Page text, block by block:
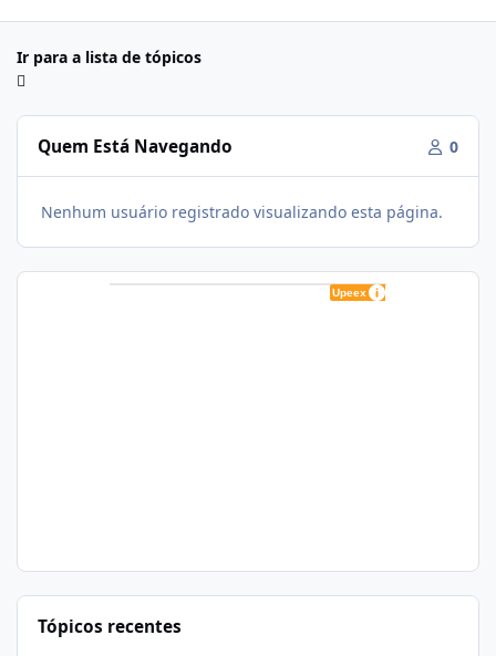
Ir para a lista de tópicos
Quem Está Navegando 0
Nenhum usuário registrado visualizando esta página.
Tópicos recentes